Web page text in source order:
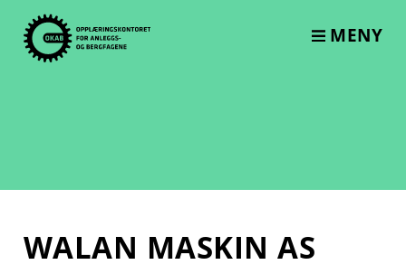
content
MENY
WALAN MASKIN AS